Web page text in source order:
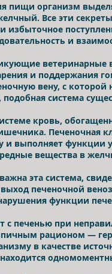
пищи организм
Все эти
избыточное
и
ветеринарные
и поддержания
вену, с которой
подобная система
кровь,
Печеночная
и выполняет функции
вещества в
эта система,
печеночной
функции
с печенью при
рационом —
в качестве